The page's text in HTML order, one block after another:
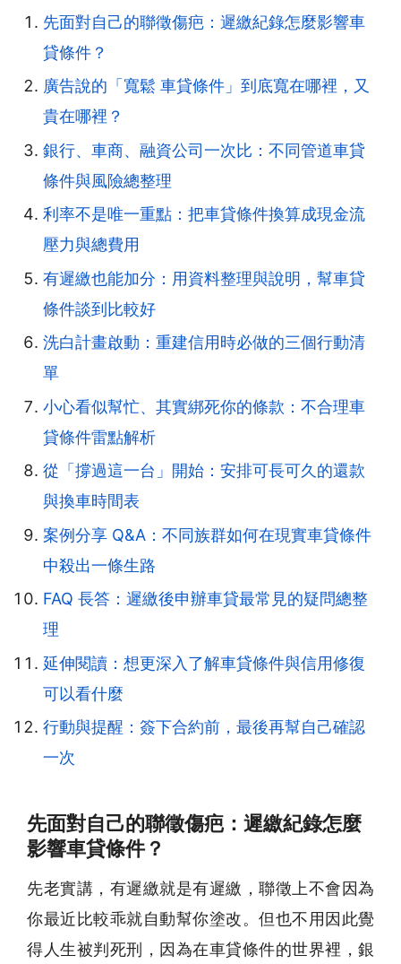
先面對自己的聯徵傷疤：遲繳紀錄怎麼影響車
貸條件？
廣告說的「寬鬆 車貸條件」到底寬在哪裡，又
貴在哪裡？
銀行、車商、融資公司一次比：不同管道車貸
條件與風險總整理
利率不是唯一重點：把車貸條件換算成現金流
壓力與總費用
有遲繳也能加分：用資料整理與說明，幫車貸
條件談到比較好
洗白計畫啟動：重建信用時必做的三個行動清
單
小心看似幫忙、其實綁死你的條款：不合理車
貸條件雷點解析
從「撐過這一台」開始：安排可長可久的還款
與換車時間表
案例分享 Q&A：不同族群如何在現實車貸條件
中殺出一條生路
FAQ 長答：遲繳後申辦車貸最常見的疑問總整
理
延伸閱讀：想更深入了解車貸條件與信用修復
可以看什麼
行動與提醒：簽下合約前，最後再幫自己確認
一次
先面對自己的聯徵傷疤：遲繳紀錄怎麼
影響車貸條件？
先老實講，有遲繳就是有遲繳，聯徵上不會因為
你最近比較乖就自動幫你塗改。但也不用因此覺
得人生被判死刑，因為在車貸條件的世界裡，銀